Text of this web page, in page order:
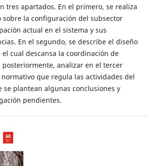
tres apartados. En el primero, se realiza
la configuración del subsector
actual en el sistema y sus
En el segundo, se describe el diseño
cual descansa la coordinación de
posteriormente, analizar en el tercer
que regula las actividades del
se plantean algunas conclusiones y
pendientes.